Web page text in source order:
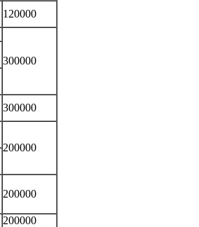
120000
300000
300000
200000
200000
200000